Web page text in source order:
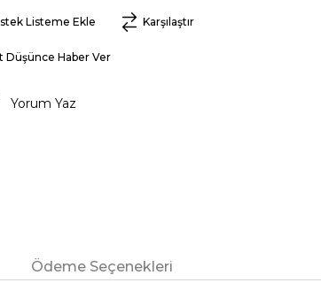
Listeme Ekle Karşılaştır
Düşünce Haber Ver
Yorum Yaz
Ödeme Seçenekleri